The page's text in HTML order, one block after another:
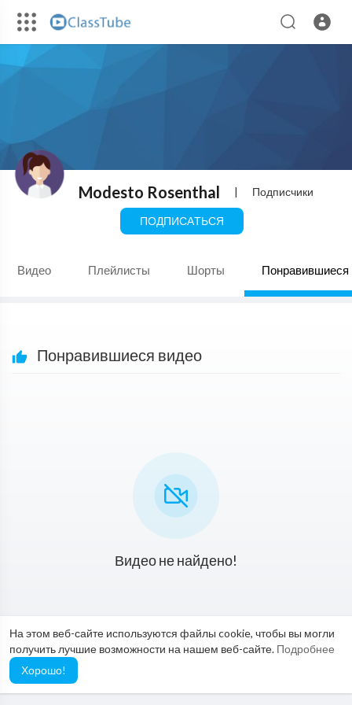
На этом веб-сайте используются файлы cookie, чтобы вы могли
получить лучшие возможности на нашем веб-сайте. Подробнее
Хорошо!
Modesto Rosenthal | Подписчики
ПОДПИСАТЬСЯ
Видео Плейлисты Шорты Понравившиеся
Понравившиеся видео
Видео не найдено!